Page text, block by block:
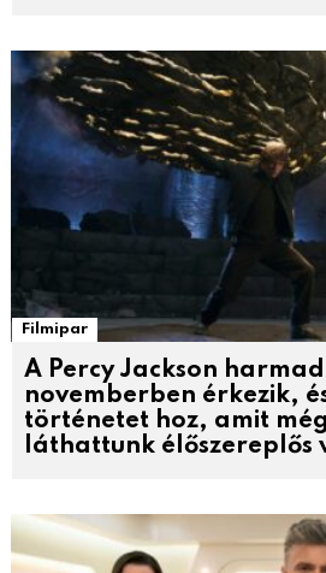
Filmipar
A Percy Jackson
novemberben érkezik,
történetet hoz, amit
láthattunk